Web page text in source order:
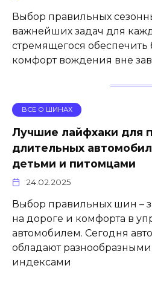
Выбор правильных
важнейших задач для
стремящегося обеспечить
комфорт вождения вне
ВСЕ О ШИНАХ
Лучшие лайфхаки для
длительных
детьми и питомцами
24.02.2025
Выбор правильных шин –
на дороге и комфорта в
автомобилем. Сегодня
обладают
индексами